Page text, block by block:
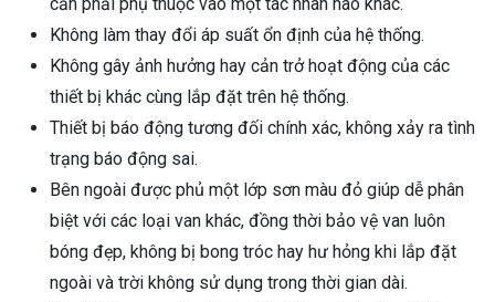
cần phải phụ thuộc vào một tác nhân nào khác.
Không làm thay đổi áp suất ổn định của hệ thống.
Không gây ảnh hưởng hay cản trở hoạt động của các
thiết bị khác cùng lắp đặt trên hệ thống.
Thiết bị báo động tương đối chính xác, không xảy ra tình
trạng báo động sai.
Bên ngoài được phủ một lớp sơn màu đỏ giúp dễ phân
biệt với các loại van khác, đồng thời bảo vệ van luôn
bóng đẹp, không bị bong tróc hay hư hỏng khi lắp đặt
ngoài và trời không sử dụng trong thời gian dài.